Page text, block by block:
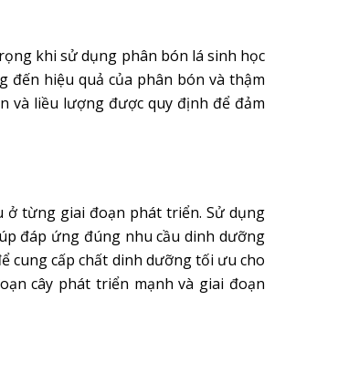
khi sử dụng phân bón lá sinh học
đến hiệu quả của phân bón và thậm
và liều lượng được quy định để đảm
ở từng giai đoạn phát triển. Sử dụng
đáp ứng đúng nhu cầu dinh dưỡng
cung cấp chất dinh dưỡng tối ưu cho
cây phát triển mạnh và giai đoạn